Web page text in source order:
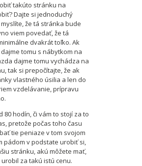
takúto stránku na
Dajte si jednoduchý
že tá stránka bude
viem povedať, že tá
dvakrát toľko. Ak
tomu s nábytkom na
dajme tomu vychádza na
tak si prepočítajte, že ak
vlastného úsilia a len do
vzdelávanie, prípravu
hodín, či vám to stojí za to
pretože počas toho času
tie peniaze v tom svojom
pádom v podstate urobiť si,
stránku, akú môžete mať,
za takú istú cenu.